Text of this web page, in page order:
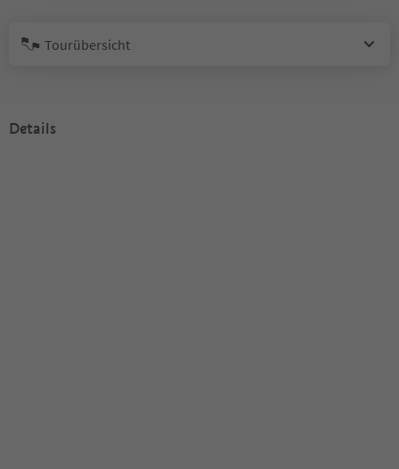
Tourübersicht
Details